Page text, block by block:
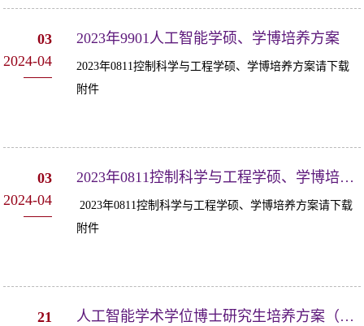
03
2024-04
2023年9901人工智能学硕、学博培养方案
2023年0811控制科学与工程学硕、学博培养方案请下载
附件
03
2024-04
2023年0811控制科学与工程学硕、学博培养方案
2023年0811控制科学与工程学硕、学博培养方案请下载
附件
21
人工智能学术学位博士研究生培养方案（2022版）（2份）